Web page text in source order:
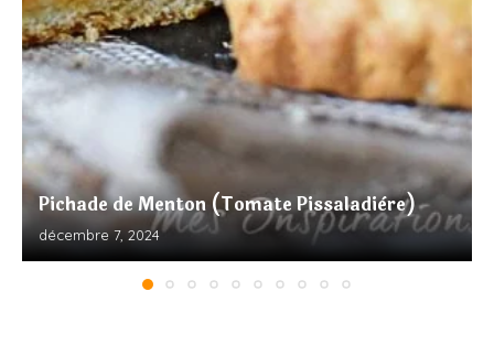
Pichade de Menton (Tomate Pissaladière)
décembre 7, 2024